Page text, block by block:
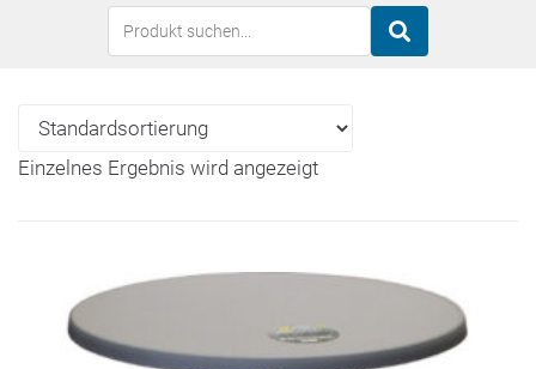
Einzelnes Ergebnis wird angezeigt